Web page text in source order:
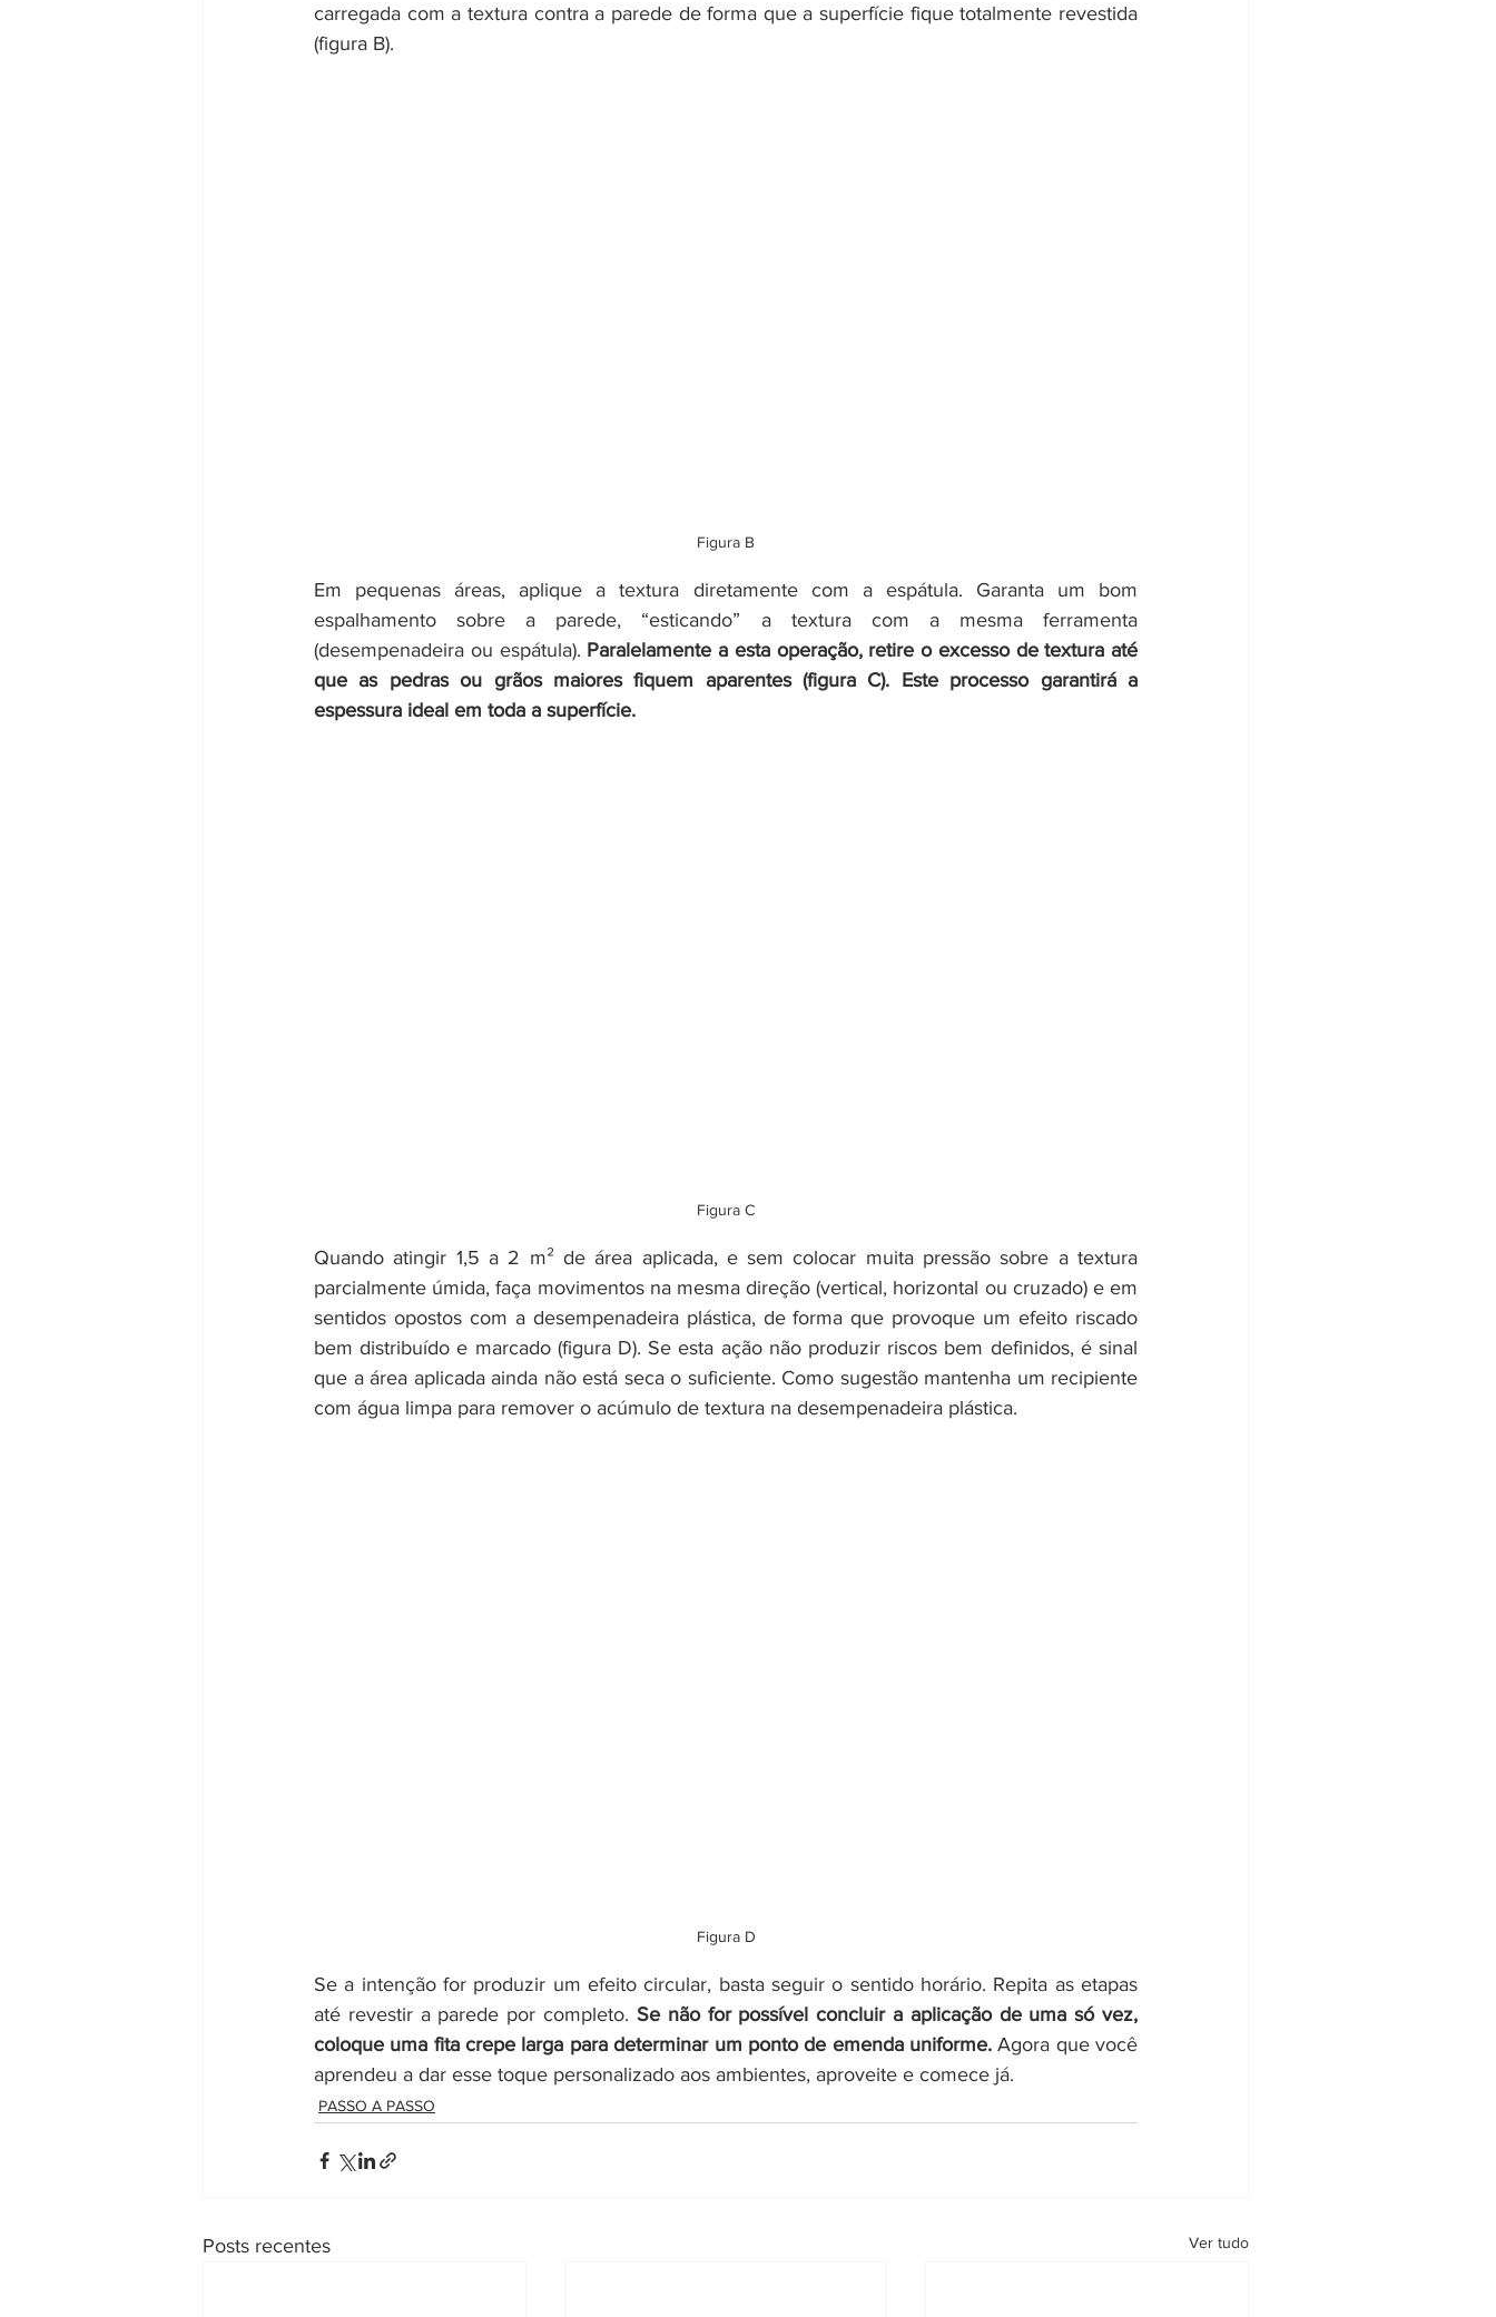
carregada com a textura contra a parede de forma que a superfície fique totalmente revestida
(figura B).
Figura B
Em pequenas áreas, aplique a textura diretamente com a espátula. Garanta um bom
espalhamento sobre a parede, “esticando” a textura com a mesma ferramenta
(desempenadeira ou espátula). Paralelamente a esta operação, retire o excesso de textura até
que as pedras ou grãos maiores fiquem aparentes (figura C). Este processo garantirá a
espessura ideal em toda a superfície.
Figura C
Quando atingir 1,5 a 2 m² de área aplicada, e sem colocar muita pressão sobre a textura
parcialmente úmida, faça movimentos na mesma direção (vertical, horizontal ou cruzado) e em
sentidos opostos com a desempenadeira plástica, de forma que provoque um efeito riscado
bem distribuído e marcado (figura D). Se esta ação não produzir riscos bem definidos, é sinal
que a área aplicada ainda não está seca o suficiente. Como sugestão mantenha um recipiente
com água limpa para remover o acúmulo de textura na desempenadeira plástica.
Figura D
Se a intenção for produzir um efeito circular, basta seguir o sentido horário. Repita as etapas
até revestir a parede por completo. Se não for possível concluir a aplicação de uma só vez,
coloque uma fita crepe larga para determinar um ponto de emenda uniforme. Agora que você
aprendeu a dar esse toque personalizado aos ambientes, aproveite e comece já.
PASSO A PASSO
Posts recentes Ver tudo